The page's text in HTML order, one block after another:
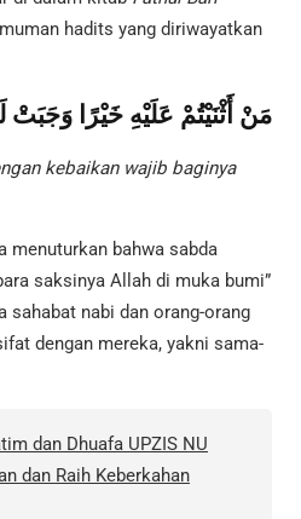
hadits yang diriwayatkan
مَنْ أَثْنَيْتُمْ عَلَيْهِ خَيْرًا وَجَبَتْ
kebaikan wajib baginya
menuturkan bahwa sabda
saksinya Allah di muka bumi”
sahabat nabi dan orang-orang
dengan mereka, yakni sama-
dan Dhuafa UPZIS NU
dan Raih Keberkahan